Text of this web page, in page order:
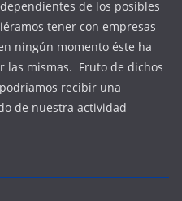
de los posibles
tener con empresas
ningún momento éste ha
las mismas. Fruto de dichos
recibir una
de nuestra actividad